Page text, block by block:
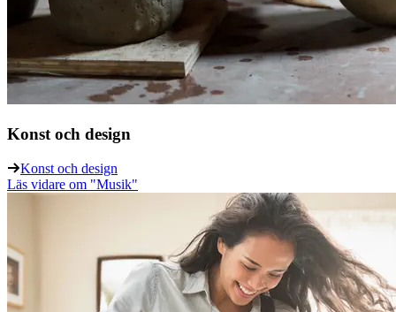
Konst och design
Konst och design
Läs vidare om "Musik"